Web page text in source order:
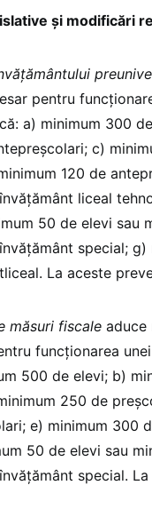
și modificări
pentru
a) minimum 300
c)
120 de
liceal
50 de elevi sau
special;
La aceste
măsuri fiscale aduce
funcționarea
500 de elevi; b)
250 de
e) minimum 300
50 de elevi sau
special.